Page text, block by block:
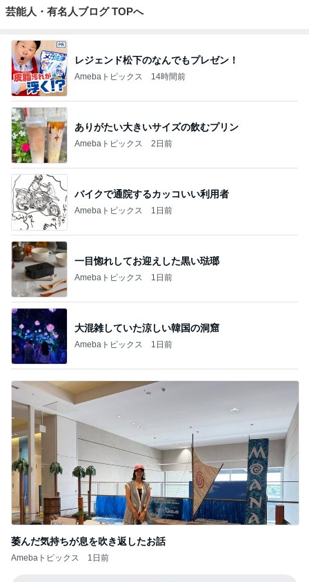
芸能人・有名人ブログ TOPへ
レジェンド松下のなんでもプレゼン！
Amebaトピックス 14時間前
ありがたい大きいサイズの飲むプリン
Amebaトピックス 2日前
バイクで通院するカッコいい利用者
Amebaトピックス 1日前
一目惚れしてお迎えした黒い琺瑯
Amebaトピックス 1日前
大混雑していた涼しい韓国の洞窟
Amebaトピックス 1日前
萎んだ気持ちが息を吹き返したお話
Amebaトピックス 1日前